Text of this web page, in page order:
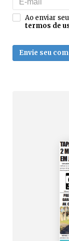
Ao enviar
termos de
Envie seu